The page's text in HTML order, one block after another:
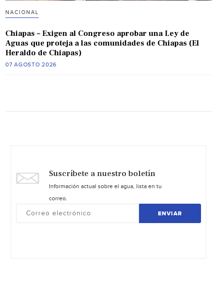
NACIONAL
Chiapas – Exigen al Congreso aprobar una Ley de
Aguas que proteja a las comunidades de Chiapas (El
Heraldo de Chiapas)
07 AGOSTO 2026
Suscríbete a nuestro boletín
Información actual sobre el agua, lista en tu
correo.
ENVIAR